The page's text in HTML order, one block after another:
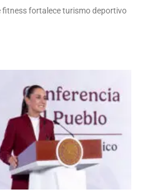
fitness fortalece turismo deportivo